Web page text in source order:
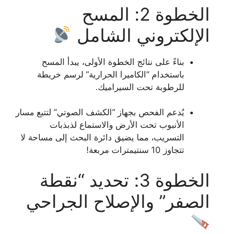
الخطوة 2: المسح
الإلكتروني الشامل
بناءً على نتائج الخطوة الأولى، يبدأ المسح
باستخدام “الكاميرا الحرارية” لرسم خريطة
للرطوبة تحت السيراميك.
يُدعم الفحص بجهاز “الكشف الصوتي” لتتبع مسار
الأنبوب تحت الأرض والاستماع لذبذبات
التسريب، مما يضيق دائرة البحث إلى مساحة لا
تتجاوز 10 سنتيمترات مربعة!
الخطوة 3: تحديد “نقطة
الصفر” والإصلاح الجراحي